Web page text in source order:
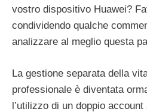
vostro dispositivo Huawei?
condividendo qualche
analizzare al meglio questa
La gestione separata della
professionale è diventata
l’utilizzo di un doppio